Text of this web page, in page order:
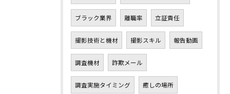
ブラック業界 離職率 立証責任
撮影技術と機材 撮影スキル 報告動画
調査機材 詐欺メール
調査実施タイミング 癒しの場所